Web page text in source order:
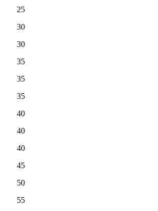
25
30
30
35
35
35
40
40
40
45
50
55